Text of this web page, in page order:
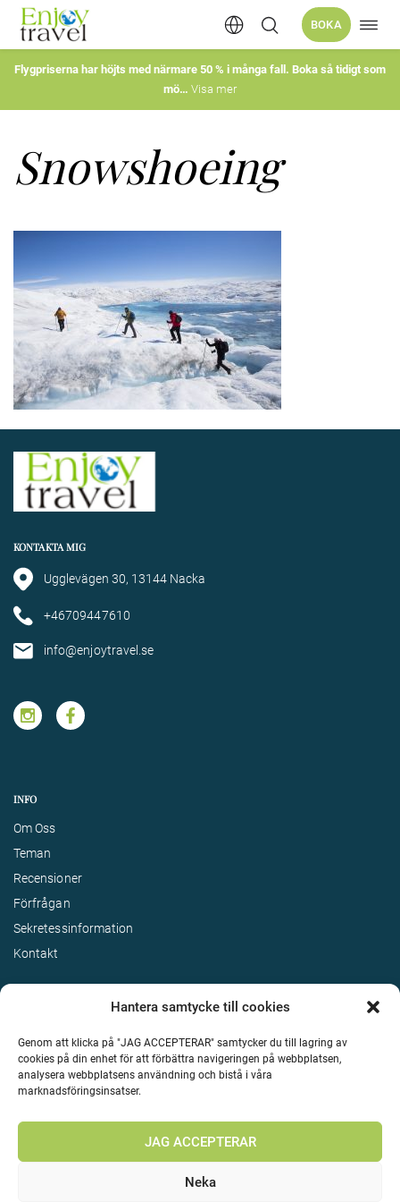
Hantera samtycke till cookies
Genom att klicka på "JAG ACCEPTERAR" samtycker du till lagring av
cookies på din enhet för att förbättra navigeringen på webbplatsen,
analysera webbplatsens användning och bistå i våra
marknadsföringsinsatser.
JAG ACCEPTERAR
Neka
Hoppa
till
innehåll
BOKA
Flygpriserna har höjts med närmare 50 % i många fall. Boka så tidigt som
mö
Visa mer
Snowshoeing
KONTAKTA MIG
Ugglevägen 30, 13144 Nacka
+46709447610
info@enjoytravel.se
INFO
Om Oss
Teman
Recensioner
Förfrågan
Sekretessinformation
Kontakt
Upphovsrätt 2026 Enjoy Travel Alla rättigheter reserverade